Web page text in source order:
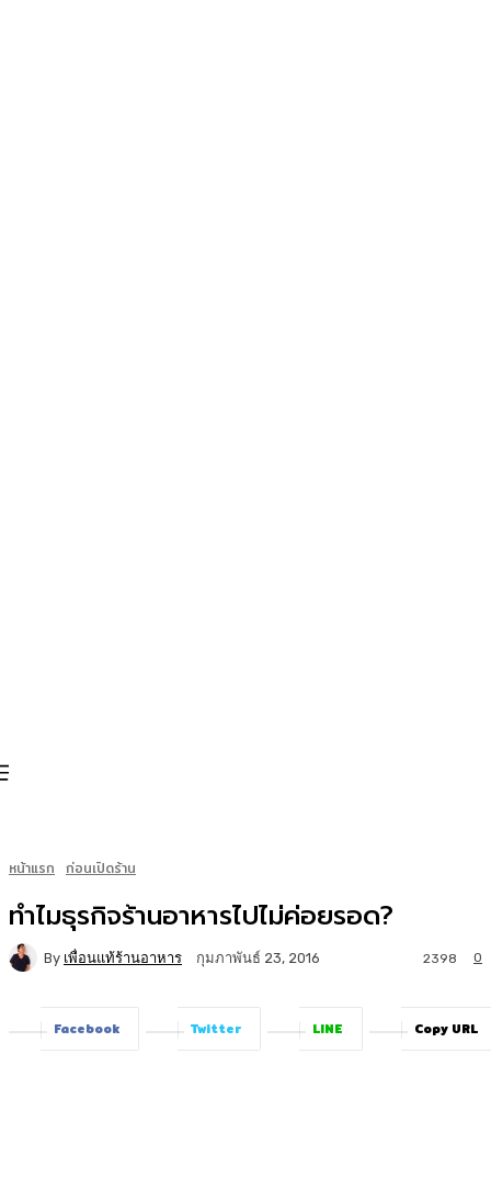
หน้าแรก ก่อนเปิดร้าน
ทำไมธุรกิจร้านอาหารไปไม่ค่อยรอด?
By เพื่อนแท้ร้านอาหาร กุมภาพันธ์ 23, 2016 0
2398
Facebook Twitter LINE Copy URL